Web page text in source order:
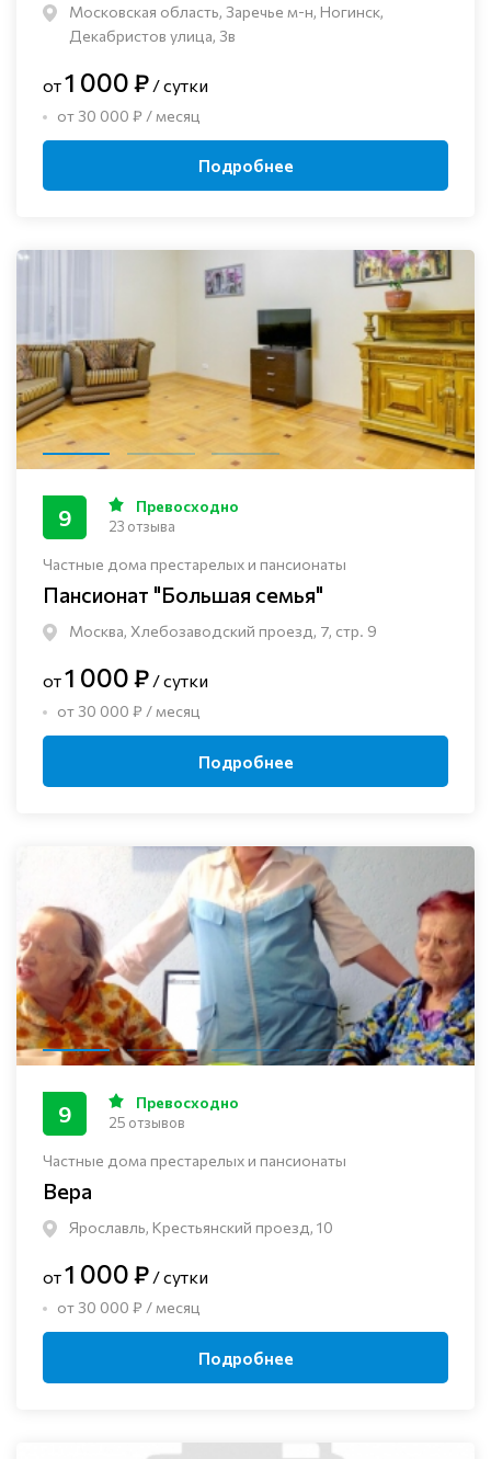
Московская область, Заречье м-н, Ногинск, ​
Декабристов улица, 3в
от1 000 ₽ / сутки
от 30 000 ₽ / месяц
Подробнее
Частные дома престарелых и пансионаты
Пансионат "Большая семья"
Москва, Хлебозаводский проезд, 7, стр. 9
9 Превосходно
23 отзыва
от1 000 ₽ / сутки
от 30 000 ₽ / месяц
Подробнее
Частные дома престарелых и пансионаты
Вера
Ярославль, Крестьянский проезд, 10
9 Превосходно
25 отзывов
от1 000 ₽ / сутки
от 30 000 ₽ / месяц
Подробнее